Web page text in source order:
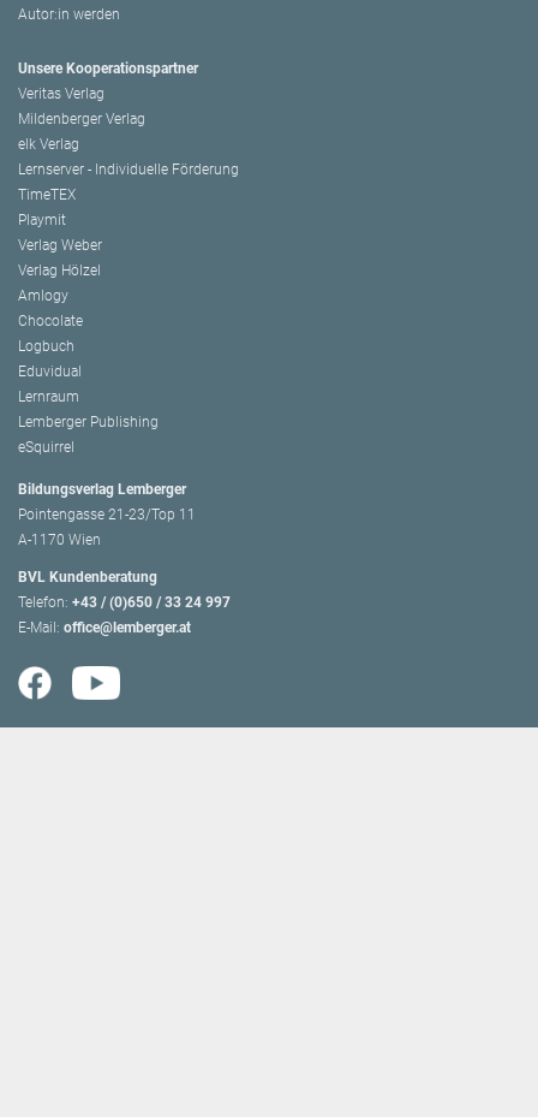
Autor:in werden
Unsere Kooperationspartner
Veritas Verlag
Mildenberger Verlag
elk Verlag
Lernserver - Individuelle Förderung
TimeTEX
Playmit
Verlag Weber
Verlag Hölzel
Amlogy
Chocolate
Logbuch
Eduvidual
Lernraum
Lemberger Publishing
eSquirrel
Bildungsverlag Lemberger
Pointengasse 21-23/Top 11
A-1170 Wien
BVL Kundenberatung
Telefon: +43 / (0)650 / 33 24 997
E-Mail: office@lemberger.at